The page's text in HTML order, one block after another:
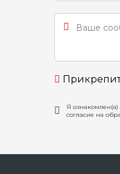
Я ознакомлен(а)
согласие на